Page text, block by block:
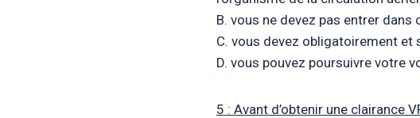
B. vous ne devez pas entrer dans
C. vous devez obligatoirement et
D. vous pouvez poursuivre votre
5 : Avant d’obtenir une clairance